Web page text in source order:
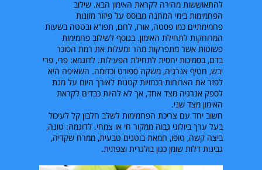
להתאוששות מהירה לקראת האימון הבא. שילוב
הפחמימות בימי המחנה מבוסס על פיזור מזונות
פחמימתיים כמו פסטה, אורז, לחם, תפו"א ובטטה בשעות
המרוחקות לתחילת האימון. בנוסף לשילוב פחמימות
פשוטות אשר מתפרקות מהר ומעלות את רמת הסוכר
בדם, בסמיכות יחסית לתחילת הפעילות. לדוגמא: פרי, פרי
יבש, חטיף אנרגיה, משקה ספורט וכדומה. השאיפה היא
לפזר את הארוחות בכמויות קטנות לאורך היום על מנת
לספק אנרגיה מצד אחד, אך לא להיות כבדים לקראת
האימון מצד שני.
חשוב יחד עם צריכת הפחמימות לשלב חלבון קל לעיכול
בעל ערך ביולוגי גבוה ממקור חי או צמחי. לדוגמה: טונה,
ביצה קשה, טופו, חמאת בוטנים טבעית, ממרח שקדיה,
גבינות דלות שומן כגון בולגרית וצפתית.